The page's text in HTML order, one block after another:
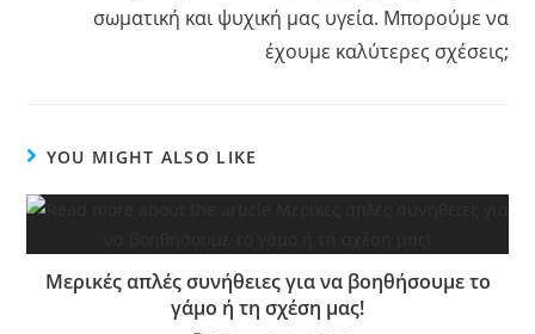
σωματική και ψυχική μας υγεία. Μπορούμε να
έχουμε καλύτερες σχέσεις;
YOU MIGHT ALSO LIKE
Μερικές απλές συνήθειες για να βοηθήσουμε το
γάμο ή τη σχέση μας!